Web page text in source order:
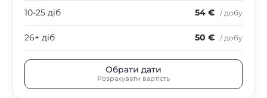
10-25 діб 54 € / добу
26+ діб 50 € / добу
Обрати дати
Розрахувати вартість